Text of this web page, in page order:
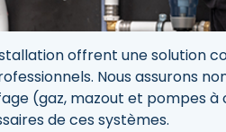
offrent une solution
Nous assurons
(gaz, mazout et pompes à
de ces systèmes.